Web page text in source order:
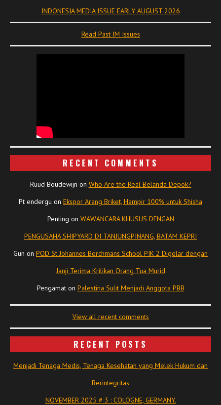
INDONESIA MEDIA ISSUE EARLY AUGUST 2026
Read Past IM Issues
RECENT COMMENTS
Ruud Boudewijn on Who Are the Real Belanda Depok?
Pt endergu on Ekspor Arang Briket, Hampir 100% untuk Shisha
Penting on WAWANCARA KHUSUS DENGAN
PENGUSAHA SHIPYARD DI TANJUNGPINANG, BATAM KEPRI
Gun on POD St Johannes Berchmans School PIK 2 Digelar dengan
Janji Terima Kritikan Orang Tua Murid
Pengamaton Palestina Sulit Menjadi Anggota PBB
View all recent comments
RECENT POSTS
Menjadi Tenaga Medis, Tenaga Kesehatan yang Melek Hukum dan
Berintegritas
NOVEMBER 2025 # 3 : COLOGNE, GERMANY.